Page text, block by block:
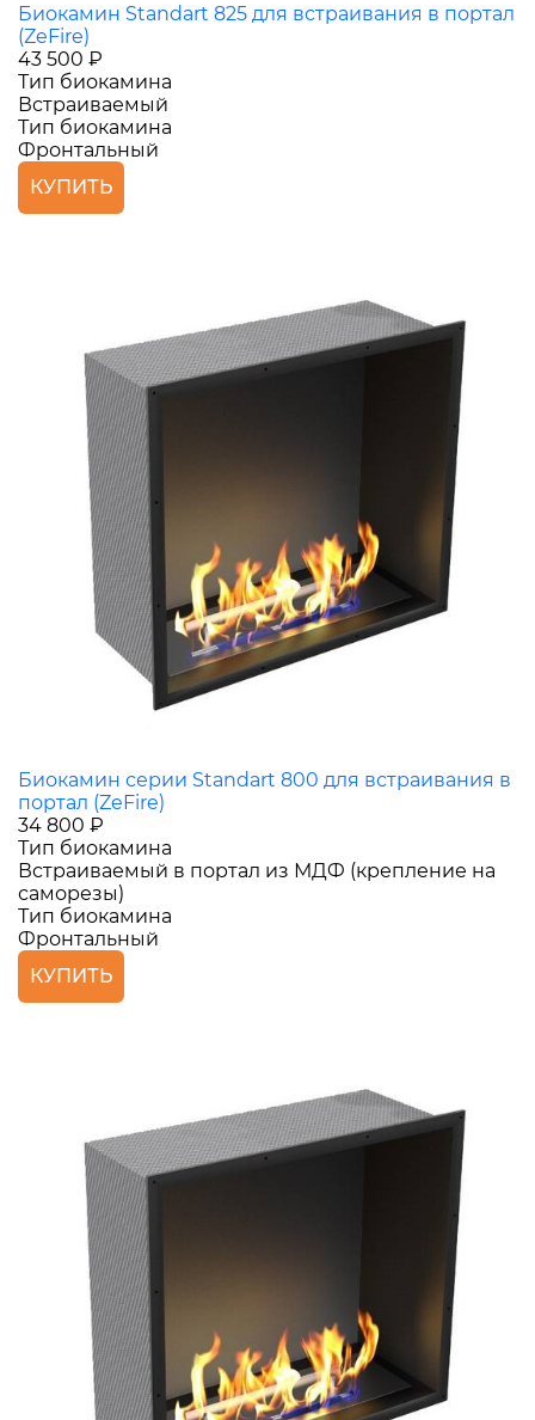
Биокамин Standart 825 для встраивания в портал
(ZeFire)
43 500 ₽
Тип биокамина
Встраиваемый
Тип биокамина
Фронтальный
КУПИТЬ
Биокамин серии Standart 800 для встраивания в
портал (ZeFire)
34 800 ₽
Тип биокамина
Встраиваемый в портал из МДФ (крепление на
саморезы)
Тип биокамина
Фронтальный
КУПИТЬ